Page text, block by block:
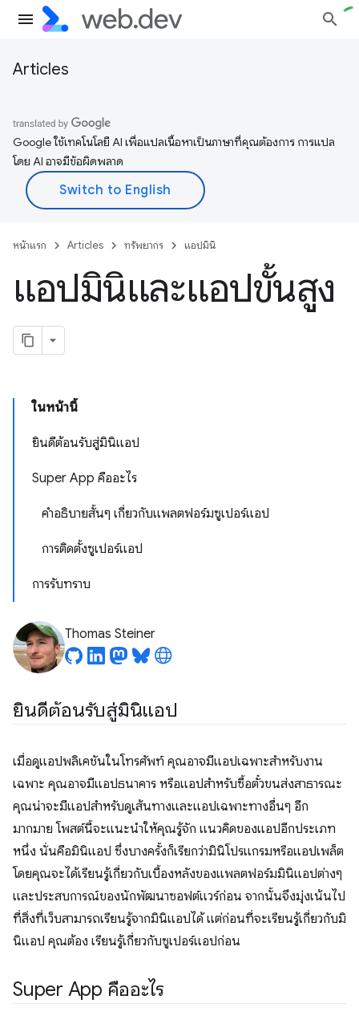
Articles
Google ใช้เทคโนโลยี AI เพื่อแปลเนื้อหาเป็นภาษาที่คุณต้องการ การแปล
โดย AI อาจมีข้อผิดพลาด
หน้าแรก Articles ทรัพยากร แอปมินิ
แอปมินิและแอปขั้นสูง
ในหน้านี้
ยินดีต้อนรับสู่มินิแอป
Super App คืออะไร
คำอธิบายสั้นๆ เกี่ยวกับแพลตฟอร์มซูเปอร์แอป
การติดตั้งซูเปอร์แอป
การรับทราบ
Thomas Steiner
ยินดีต้อนรับสู่มินิแอป
เมื่อดูแอปพลิเคชันในโทรศัพท์ คุณอาจมีแอปเฉพาะสำหรับงาน
เฉพาะ คุณอาจมีแอปธนาคาร หรือแอปสำหรับซื้อตั๋วขนส่งสาธารณะ
คุณน่าจะมีแอปสำหรับดูเส้นทางและแอปเฉพาะทางอื่นๆ อีก
มากมาย โพสต์นี้จะแนะนำให้คุณรู้จัก แนวคิดของแอปอีกประเภท
หนึ่ง นั่นคือมินิแอป ซึ่งบางครั้งก็เรียกว่ามินิโปรแกรมหรือแอปเพล็ต
โดยคุณจะได้เรียนรู้เกี่ยวกับเบื้องหลังของแพลตฟอร์มมินิแอปต่างๆ
และประสบการณ์ของนักพัฒนาซอฟต์แวร์ก่อน จากนั้นจึงมุ่งเน้นไป
ที่สิ่งที่เว็บสามารถเรียนรู้จากมินิแอปได้ แต่ก่อนที่จะเรียนรู้เกี่ยวกับมิ
นิแอป คุณต้อง เรียนรู้เกี่ยวกับซูเปอร์แอปก่อน
Super App คืออะไร